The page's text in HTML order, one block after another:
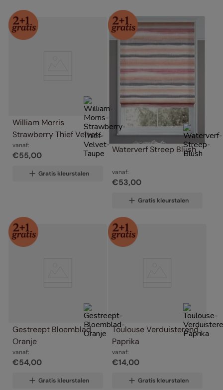
William Morris
Strawberry Thief Velvet
Taupe
vanaf:
€55,00
Gratis kleurstalen
Waterverf Streep Blush
vanaf:
€53,00
Gratis kleurstalen
Gestreept Bloemblad
Oranje
vanaf:
€54,00
Gratis kleurstalen
Toulouse Verduisterend
Paprika
vanaf:
€14,00
Gratis kleurstalen